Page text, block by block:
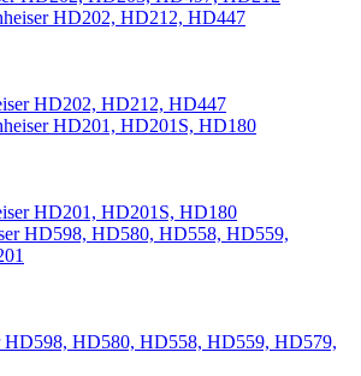
HD202, HD212, HD447
HD201, HD201S, HD180
HD598, HD580, HD558, HD559, HD579,